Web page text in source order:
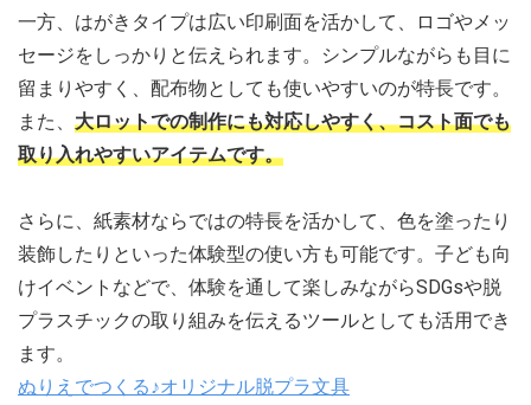
一方、はがきタイプは広い印刷面を活かして、ロゴやメッ
セージをしっかりと伝えられます。シンプルながらも目に
留まりやすく、配布物としても使いやすいのが特長です。
また、 大ロットでの制作にも対応しやすく、コスト面でも
取り入れやすいアイテムです。
さらに、紙素材ならではの特長を活かして、色を塗ったり
装飾したりといった体験型の使い方も可能です。子ども向
けイベントなどで、体験を通して楽しみながらSDGsや脱
プラスチックの取り組みを伝えるツールとしても活用でき
ます。
ぬりえでつくる♪オリジナル脱プラ文具